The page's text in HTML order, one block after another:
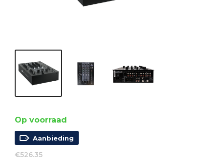
Op voorraad
Aanbieding
€526.35